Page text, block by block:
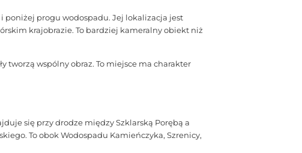
i poniżej progu wodospadu. Jej lokalizacja jest
krajobrazie. To bardziej kameralny obiekt niż
tworzą wspólny obraz. To miejsce ma charakter
się przy drodze między Szklarską Porębą a
To obok Wodospadu Kamieńczyka, Szrenicy,